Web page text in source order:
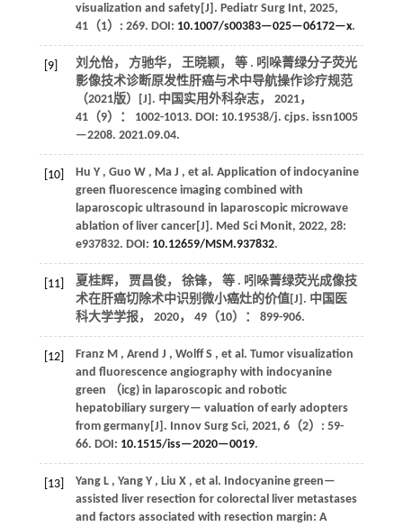
visualization and safety[J]. Pediatr Surg Int, 2025,
41（1）: 269. DOI: 10.1007/s00383—025—06172—x.
[9] 刘允怡， 方驰华， 王晓颖， 等. 吲哚菁绿分子荧光
影像技术诊断原发性肝癌与术中导航操作诊疗规范
（2021版）[J]. 中国实用外科杂志， 2021，
41（9）： 1002-1013. DOI: 10.19538/j. cjps. issn1005
—2208. 2021.09.04.
[10] Hu Y , Guo W , Ma J , et al. Application of indocyanine
green fluorescence imaging combined with
laparoscopic ultrasound in laparoscopic microwave
ablation of liver cancer[J]. Med Sci Monit, 2022, 28:
e937832. DOI: 10.12659/MSM.937832.
[11] 夏桂辉， 贾昌俊， 徐锋， 等. 吲哚菁绿荧光成像技
术在肝癌切除术中识别微小癌灶的价值[J]. 中国医
科大学学报， 2020， 49（10）： 899-906.
[12] Franz M , Arend J , Wolff S , et al. Tumor visualization
and fluorescence angiography with indocyanine
green （icg) in laparoscopic and robotic
hepatobiliary surgery— valuation of early adopters
from germany[J]. Innov Surg Sci, 2021, 6（2）: 59-
66. DOI: 10.1515/iss—2020—0019.
[13] Yang L , Yang Y , Liu X , et al. Indocyanine green—
assisted liver resection for colorectal liver metastases
and factors associated with resection margin: A